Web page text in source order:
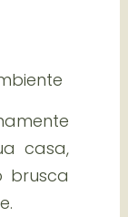
casa,
brusca